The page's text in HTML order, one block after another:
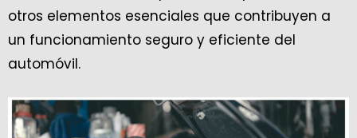
otros elementos esenciales que contribuyen a
un funcionamiento seguro y eficiente del
automóvil.